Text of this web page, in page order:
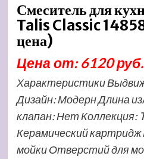
Смеситель для
Talis Classic
цена)
Цена от: 6120 руб.
Характеристики
Дизайн: Модерн Длина
клапан: Нет Коллекция:
Керамический картридж
мойки Отверстий для